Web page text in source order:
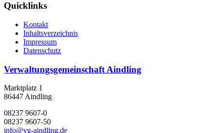
Quicklinks
Kontakt
Inhaltsverzeichnis
Impressum
Datenschutz
Verwaltungsgemeinschaft Aindling
Marktplatz 1
86447 Aindling
08237 9607-0
08237 9607-50
info@vg-aindling.de